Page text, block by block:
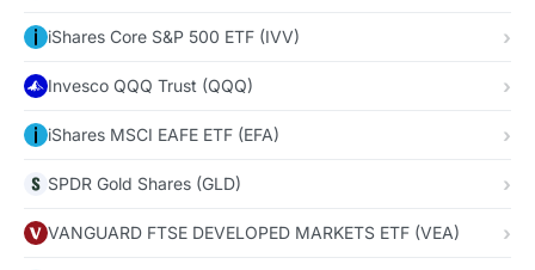
iShares Core S&P 500 ETF (IVV)
Invesco QQQ Trust (QQQ)
iShares MSCI EAFE ETF (EFA)
SPDR Gold Shares (GLD)
VANGUARD FTSE DEVELOPED MARKETS ETF (VEA)